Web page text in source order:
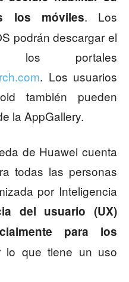
los móviles. Los
podrán descargar el
los portales
. Los usuarios
también pueden
la AppGallery.
de Huawei cuenta
todas las personas
por Inteligencia
del usuario (UX)
para los
lo que tiene un uso